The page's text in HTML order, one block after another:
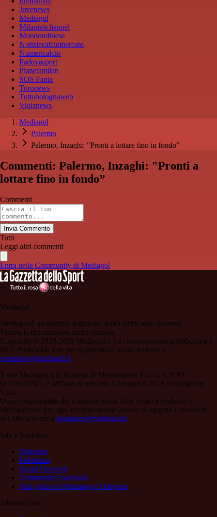
Juvenews
Mediagol
Milanistichannel
Mondoudinese
Notiziecalciomercato
Numericalcio
Padovasport
Pianetamilan
SOS Fanta
Toronews
Tuttobolognaweb
Violanews
Mediagol
Palermo
Palermo, Inzaghi: "Pronti a lottare fino in fondo”
Commenti: Palermo, Inzaghi: "Pronti a
lottare fino in fondo”
Commenti
Invia Commento
Tutti
Leggi altri commenti
Entra nella Community di Mediagol
Mediagol
Mediagol è un marchio registrato, tutti i diritti sono riservati.
Vietata la riproduzione anche parziale.
Copyright © 2020-2026 Mediagol.it La concessionaria pubblicitaria è
RCS Pubblicità; solo per la pubblicità locale scrivere a
redazione@mediagol.it
Il sito Mediagol.it di titolarità di Mediaeditors S.r.l.s., C.F./PI
06198340827, è affiliato al network Gazzanet di RCS Mediagroup
S.p.a..
Unico responsabile dei contenuti (testi, foto, video e grafiche) è
Mediaeditors; per ogni comunicazione avente ad oggetto i contenuti
del Sito scrivere a redazione@mediagol.it
Info e Iniziative
l’azienda
Pubblicità
Social Network
Community Facebook
Sms gratis su Whatsapp e Telegram
Informazioni